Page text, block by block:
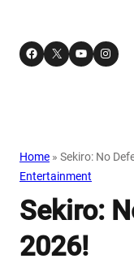
Facebook X YouTube Instagram
Home » Sekiro: No
Entertainment
Sekiro:
2026!